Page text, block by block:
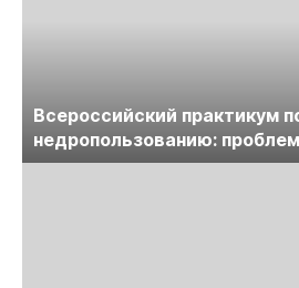
Всероссийский практикум
недропользованию:
лицензирования,